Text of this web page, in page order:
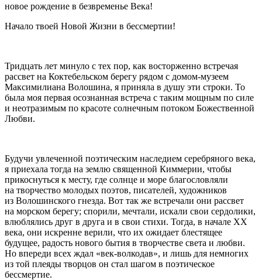
новое рождение в безвременье Века!
Начало твоей Новой Жизни в бессмертии!
Тридцать лет минуло с тех пор, как восторженно встречая
рассвет на Коктебельском берегу рядом с домом-музеем
Максимилиана Волошина, я приняла в душу эти строки. То
была моя первая осознанная встреча с таким мощным по силе
и неотразимым по красоте солнечным потоком Божественной
Любви.
Будучи увлеченной поэтическим наследием серебряного века,
я приехала тогда на землю священной Киммерии, чтобы
прикоснуться к месту, где солнце и море благословляли
на творчество молодых поэтов, писателей, художников
из Волошинского гнезда. Вот так же встречали они рассвет
на морском берегу; спорили, мечтали, искали свои сердолики,
влюблялись друг в друга и в свои стихи. Тогда, в начале ХХ
века, они искренне верили, что их ожидает блестящее
будущее, радость нового бытия в творчестве света и любви.
Но впереди всех ждал «век-волкодав», и лишь для немногих
из той плеяды творцов он стал шагом в поэтическое
бессмертие.